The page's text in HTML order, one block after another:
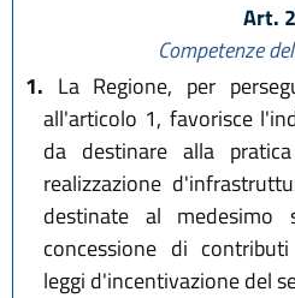
Art. 2
Competenze
1. La Regione, per
all'articolo 1, favorisce
da destinare alla
realizzazione
destinate al medesimo
concessione di
leggi d'incentivazione del